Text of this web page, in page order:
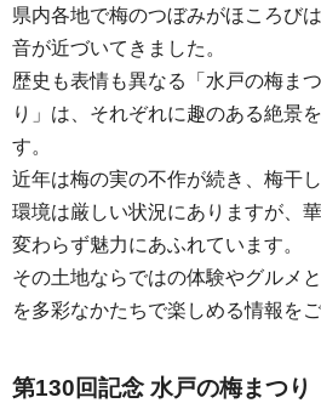
県内各地で梅のつぼみがほころび
音が近づいてきました。
歴史も表情も異なる「水戸の梅ま
り」は、それぞれに趣のある絶景
す。
近年は梅の実の不作が続き、梅干
環境は厳しい状況にありますが、
変わらず魅力にあふれています。
その土地ならではの体験やグルメ
を多彩なかたちで楽しめる情報を
第130回記念 水戸の梅まつり